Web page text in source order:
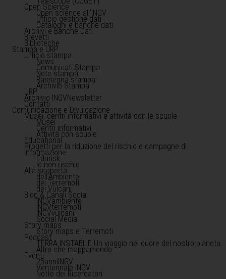
Open Science
Open science all'INGV
Ufficio gestione dati
Cataloghi e banche dati
Archivi e Banche Dati
Brevetti
Biblioteche
Stampa e URP
Ufficio stampa
News
Comunicati Stampa
Note stampa
Rassegna stampa
Archivio Stampa
URP
Archivio INGVNewsletter
Contatti
Comunicazione e Divulgazione
Musei, centri informativi e attività con le scuole
Musei
Centri informativi
Attività con scuole
Educational
Progetti per la riduzione del rischio e campagne di
informazione
Edurisk
Io non rischio
Alla scoperta
dell'Ambiente
dei Terremoti
dei Vulcani
Blog & Canali Social
INGVambiente
INGVterremoti
INGVvulcani
Social Media
Story maps
Story maps e Terremoti
Podcast
TERRA INSTABILE Un viaggio nel cuore del nostro pianeta
Altro che mappamondo
Eventi
25anniINGV
Ventennale INGV
Notte dei Ricercatori